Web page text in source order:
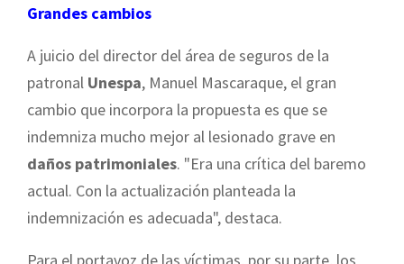
Grandes cambios
A juicio del director del área de seguros de la
patronal Unespa, Manuel Mascaraque, el gran
cambio que incorpora la propuesta es que se
indemniza mucho mejor al lesionado grave en
daños patrimoniales. "Era una crítica del baremo
actual. Con la actualización planteada la
indemnización es adecuada", destaca.